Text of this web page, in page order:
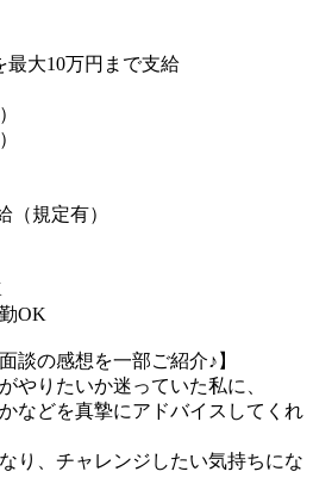
大10万円まで支給
（規定有）
OK
談の感想を一部ご紹介♪】
やりたいか迷っていた私に、
などを真摯にアドバイスしてくれ
り、チャレンジしたい気持ちにな